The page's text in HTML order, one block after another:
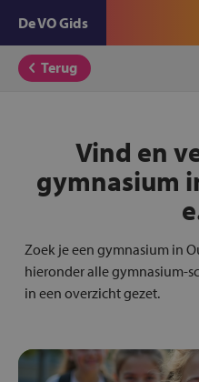
De VO Gids
Terug
Vind en
gymnasium
Zoek je een gymnasium in
hieronder alle gymnasium-
in een overzicht gezet.